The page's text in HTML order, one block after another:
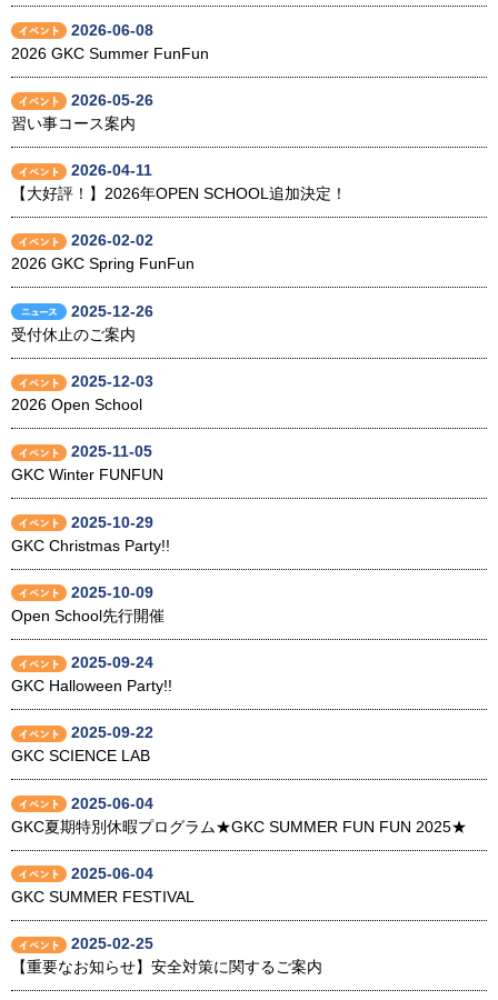
2026-06-08
2026 GKC Summer FunFun
2026-05-26
習い事コース案内
2026-04-11
【大好評！】2026年OPEN SCHOOL追加決定！
2026-02-02
2026 GKC Spring FunFun
2025-12-26
受付休止のご案内
2025-12-03
2026 Open School
2025-11-05
GKC Winter FUNFUN
2025-10-29
GKC Christmas Party!!
2025-10-09
Open School先行開催
2025-09-24
GKC Halloween Party!!
2025-09-22
GKC SCIENCE LAB
2025-06-04
GKC夏期特別休暇プログラム★GKC SUMMER FUN FUN 2025★
2025-06-04
GKC SUMMER FESTIVAL
2025-02-25
【重要なお知らせ】安全対策に関するご案内